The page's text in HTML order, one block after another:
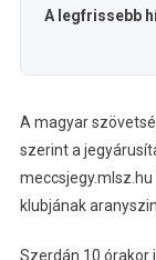
A legfrissebb
A magyar
szerint a
klubjának
Szerdán 10 órakor